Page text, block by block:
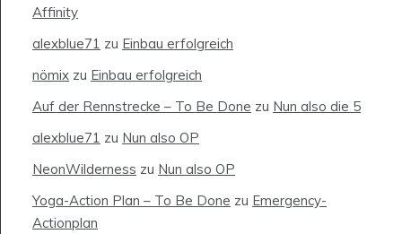
Affinity
alexblue71 zu Einbau erfolgreich
nömix zu Einbau erfolgreich
Auf der Rennstrecke – To Be Done zu Nun also die 5
alexblue71 zu Nun also OP
NeonWilderness zu Nun also OP
Yoga-Action Plan – To Be Done zu Emergency-
Actionplan